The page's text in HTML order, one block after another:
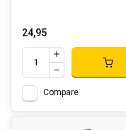
24,95
Compare